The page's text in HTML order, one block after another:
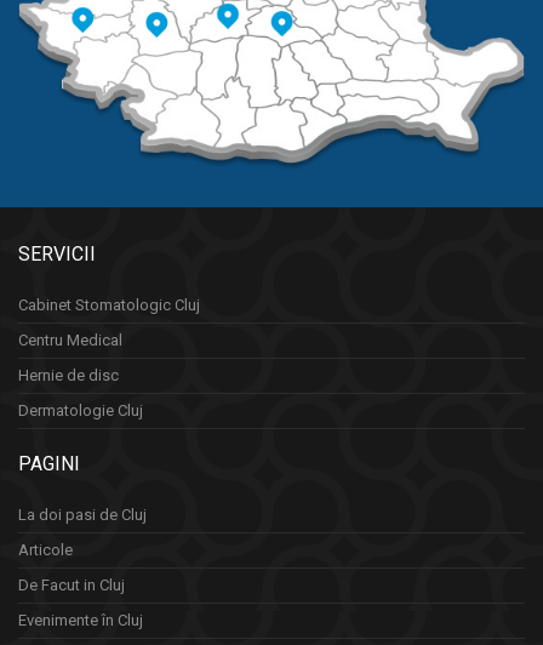
SERVICII
Cabinet Stomatologic Cluj
Centru Medical
Hernie de disc
Dermatologie Cluj
PAGINI
La doi pasi de Cluj
Articole
De Facut in Cluj
Evenimente în Cluj